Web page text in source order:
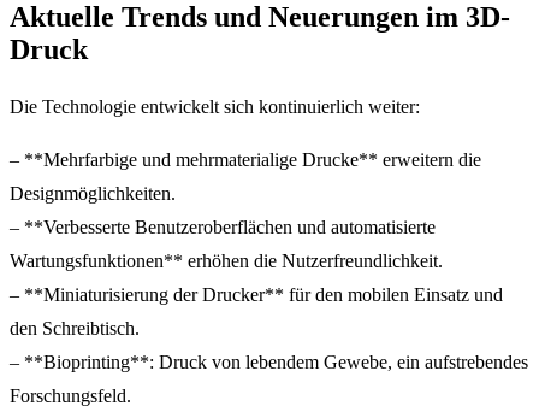
Aktuelle Trends und Neuerungen im 3D-
Druck
Die Technologie entwickelt sich kontinuierlich weiter:
– **Mehrfarbige und mehrmaterialige Drucke** erweitern die
Designmöglichkeiten.
– **Verbesserte Benutzeroberflächen und automatisierte
Wartungsfunktionen** erhöhen die Nutzerfreundlichkeit.
– **Miniaturisierung der Drucker** für den mobilen Einsatz und
den Schreibtisch.
– **Bioprinting**: Druck von lebendem Gewebe, ein aufstrebendes
Forschungsfeld.